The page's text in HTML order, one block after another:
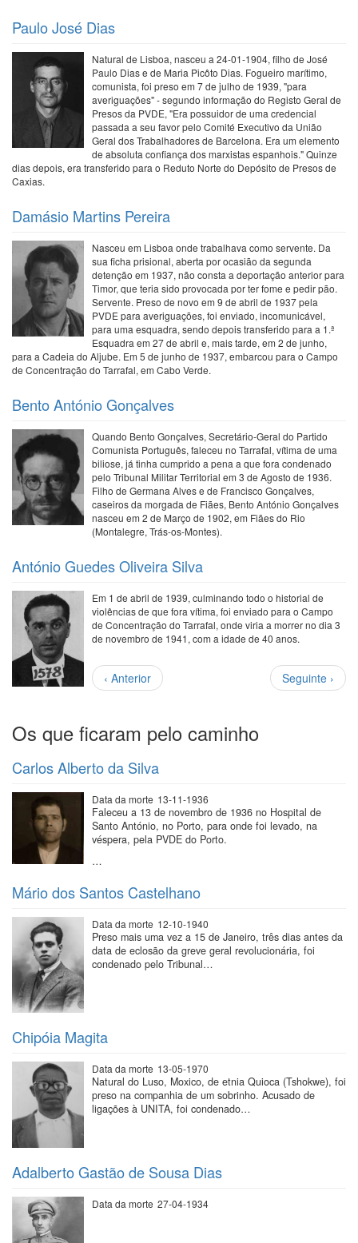
Paulo José Dias
Natural de Lisboa, nasceu a 24-01-1904, filho de José
Paulo Dias e de Maria Picôto Dias. Fogueiro marítimo,
comunista, foi preso em 7 de julho de 1939, "para
averiguações" - segundo informação do Registo Geral de
Presos da PVDE, "Era possuidor de uma credencial
passada a seu favor pelo Comité Executivo da União
Geral dos Trabalhadores de Barcelona. Era um elemento
de absoluta confiança dos marxistas espanhois." Quinze
dias depois, era transferido para o Reduto Norte do Depósito de Presos de
Caxias.
Damásio Martins Pereira
Nasceu em Lisboa onde trabalhava como servente. Da
sua ficha prisional, aberta por ocasião da segunda
detenção em 1937, não consta a deportação anterior para
Timor, que teria sido provocada por ter fome e pedir pão.
Servente. Preso de novo em 9 de abril de 1937 pela
PVDE para averiguações, foi enviado, incomunicável,
para uma esquadra, sendo depois transferido para a 1.ª
Esquadra em 27 de abril e, mais tarde, em 2 de junho,
para a Cadeia do Aljube. Em 5 de junho de 1937, embarcou para o Campo
de Concentração do Tarrafal, em Cabo Verde.
Bento António Gonçalves
Quando Bento Gonçalves, Secretário-Geral do Partido
Comunista Português, faleceu no Tarrafal, vítima de uma
biliose, já tinha cumprido a pena a que fora condenado
pelo Tribunal Militar Territorial em 3 de Agosto de 1936.
Filho de Germana Alves e de Francisco Gonçalves,
caseiros da morgada de Fiães, Bento António Gonçalves
nasceu em 2 de Março de 1902, em Fiães do Rio
(Montalegre, Trás-os-Montes).
António Guedes Oliveira Silva
Em 1 de abril de 1939, culminando todo o historial de
violências de que fora vítima, foi enviado para o Campo
de Concentração do Tarrafal, onde viria a morrer no dia 3
de novembro de 1941, com a idade de 40 anos.
Paginação
Página
anterior
‹ Anterior
Próxima
página
Seguinte ›
Os que ficaram pelo caminho
Carlos Alberto da Silva
Data da morte 13-11-1936
Faleceu a 13 de novembro de 1936 no Hospital de
Santo António, no Porto, para onde foi levado, na
véspera, pela PVDE do Porto.
…
Mário dos Santos Castelhano
Data da morte 12-10-1940
Preso mais uma vez a 15 de Janeiro, três dias antes da
data de eclosão da greve geral revolucionária, foi
condenado pelo Tribunal…
Chipóia Magita
Data da morte 13-05-1970
Natural do Luso, Moxico, de etnia Quioca (Tshokwe), foi
preso na companhia de um sobrinho. Acusado de
ligações à UNITA, foi condenado…
Adalberto Gastão de Sousa Dias
Data da morte 27-04-1934